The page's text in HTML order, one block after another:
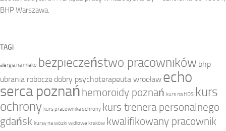
BHP Warszawa.
TAGI
alergia na mleko bezpieczeństwo pracowników bhp
ubrania robocze dobry psychoterapeuta wrocław echo
serca poznań hemoroidy poznań kurs na HDS kurs
ochrony kurs pracownika ochrony kurs trenera personalnego
gdańsk kursy na wózki widłowe kraków kwalifikowany pracownik